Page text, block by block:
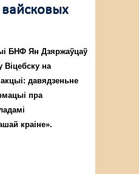
вайсковых
БНФ Ян Дзяржаўцаў
Віцебску на
давядзеньне
пра
краіне».